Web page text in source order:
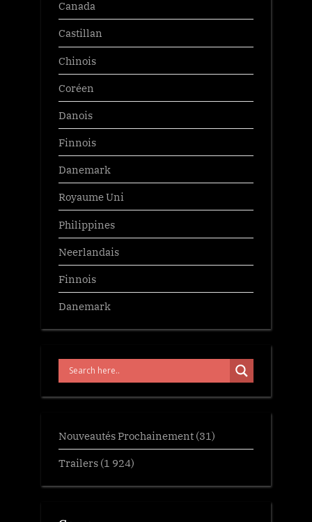
Canada
Castillan
Chinois
Coréen
Danois
Finnois
Danemark
Royaume Uni
Philippines
Neerlandais
Finnois
Danemark
Nouveautés Prochainement (31)
Trailers (1 924)